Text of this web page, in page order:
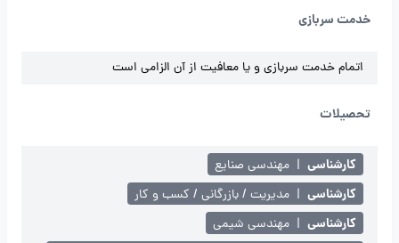
خدمت سربازی
اتمام خدمت سربازی و یا معافیت از آن الزامی است
تحصیلات
کارشناسی | مهندسی صنایع
کارشناسی | مدیریت / بازرگانی / کسب و کار
کارشناسی | مهندسی شیمی